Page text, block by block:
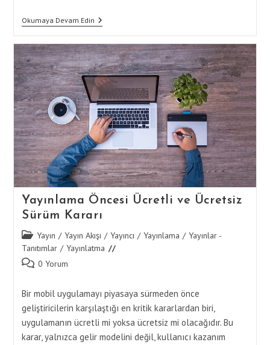
Okumaya Devam EdinYayınlama
Stratejileri
Marka
Bilinirliğinizi
Artırmanın
5
Yolu
(İçerik
Takvimi,
Hikaye
Anlatımı,
Görsel
Tutarlılık,
Hedef
Kitle
Analizi)
Yayınlama Öncesi Ücretli ve Ücretsiz
Sürüm Kararı
Post
category:
Yayın / Yayın Akışı / Yayıncı / Yayınlama / Yayınlar -
Tanıtımlar / Yayınlatma
Post 0 Yorum
Bir mobil uygulamayı piyasaya sürmeden önce
geliştiricilerin karşılaştığı en kritik kararlardan biri,
uygulamanın ücretli mi yoksa ücretsiz mi olacağıdır. Bu
karar, yalnızca gelir modelini değil, kullanıcı kazanım